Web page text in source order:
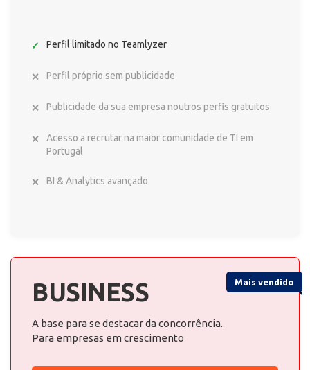
Perfil limitado no Teamlyzer
Perfil próprio sem publicidade
Publicidade da sua empresa noutros perfis gratuitos
Acesso a recrutar na maior comunidade de TI em
Portugal
BI & Analytics avançado
Mais vendido
BUSINESS
A base para se destacar da concorrência.
Para empresas em crescimento